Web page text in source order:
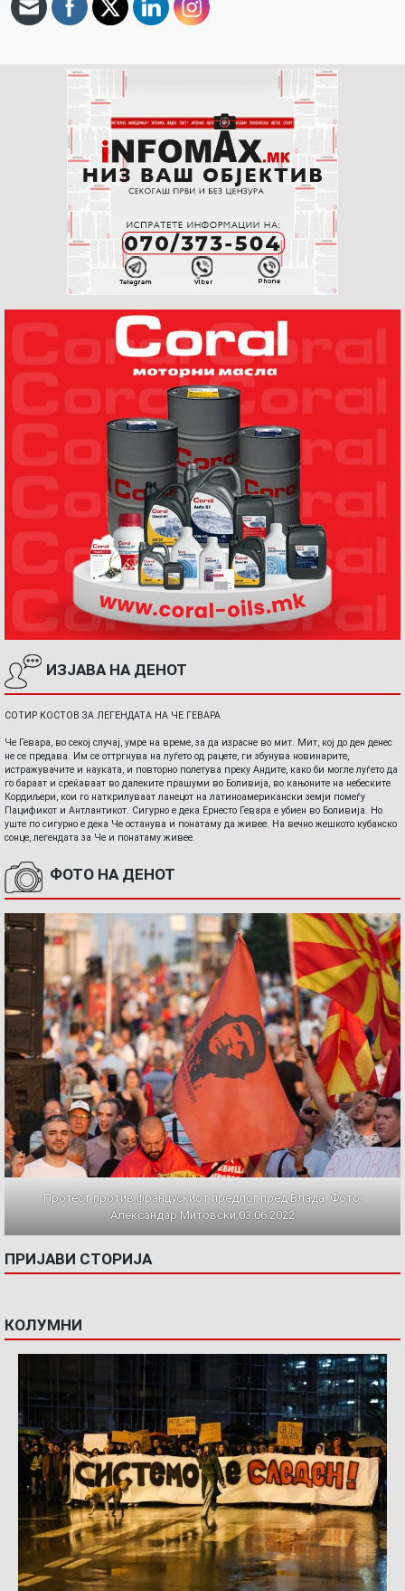
ИЗЈАВА НА ДЕНОТ
СОТИР КОСТОВ ЗА ЛЕГЕНДАТА НА ЧЕ ГЕВАРА
Че Гевара, во секој случај, умре на време, за да израсне во мит. Мит, кој до ден денес
не се предава. Им се оттргнува на луѓето од рацете, ги збунува новинарите,
истражувачите и науката, и повторно полетува преку Андите, како би могле луѓето да
го бараат и среќаваат во далеките прашуми во Боливија, во кањоните на небеските
Кордиљери, кои го наткрилуваат ланецот на латиноамерикански земји помеѓу
Пацификот и Антлантикот. Сигурно е дека Ернесто Гевара е убиен во Боливија. Но
уште по сигурно е дека Че останува и понатаму да живее. На вечно жешкото кубанско
сонце, легендата за Че и понатаму живее.
ФОТО НА ДЕНОТ
Протест против францускиот предлог пред Влада. Фото:
Александар Митовски,03.06.2022
ПРИЈАВИ СТОРИЈА
КОЛУМНИ